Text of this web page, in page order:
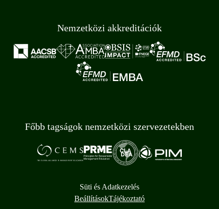
Nemzetközi akkreditációk
Főbb tagságok nemzetközi szervezetekben
Süti és Adatkezelés
BeállításokTájékoztató